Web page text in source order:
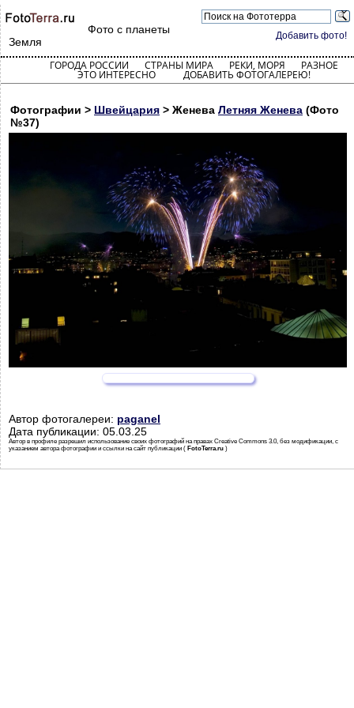
Добавить фото!
Фото с планеты
Земля
ГОРОДА РОССИИ СТРАНЫ МИРА РЕКИ, МОРЯ РАЗНОЕ
ЭТО ИНТЕРЕСНО ДОБАВИТЬ ФОТОГАЛЕРЕЮ!
Фотографии > Швейцария > Женева Летняя Женева (Фото
№37)
Автор фотогалереи: paganel
Дата публикации: 05.03.25
Автор в профиле разрешил использование своих фотографий на правах Creative Commons 3.0, без модификации, с
указанием автора фотографии и ссылки на сайт публикации ( FotoTerra.ru )